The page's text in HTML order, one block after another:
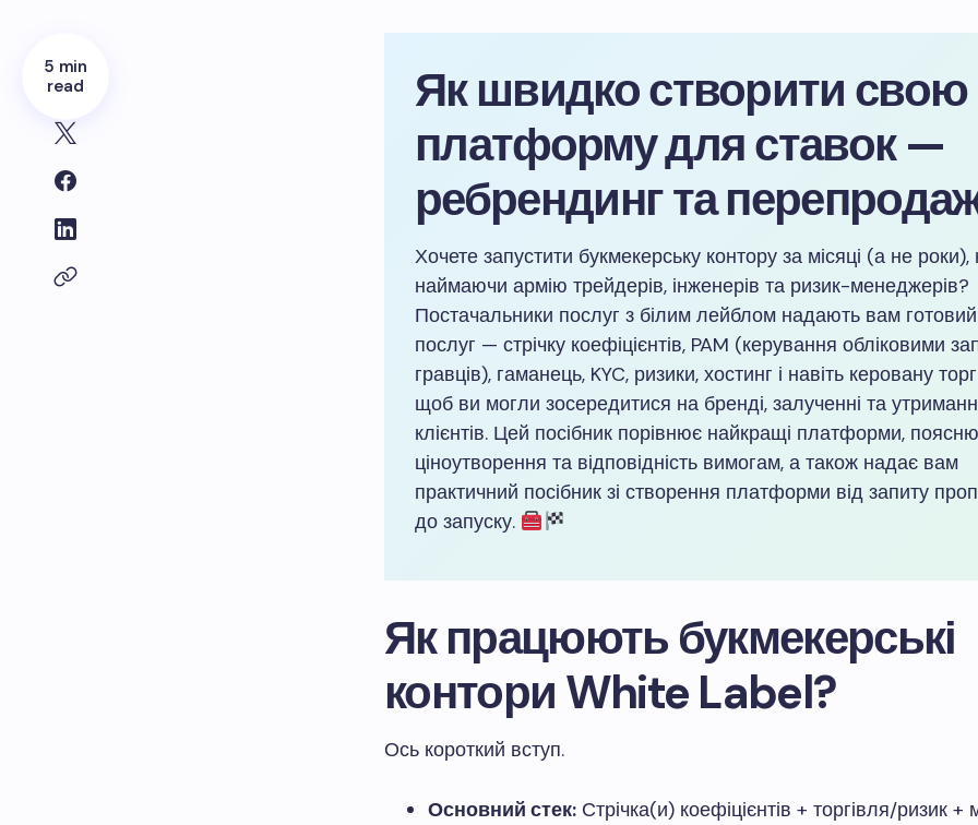
5 min
read
Як швидко створити свою
платформу для ставок —
ребрендинг та
Хочете запустити букмекерську контору за місяці (а не роки),
наймаючи армію трейдерів, інженерів та ризик-менеджерів?
Постачальники послуг з білим лейблом надають вам
послуг — стрічку коефіцієнтів, PAM (керування обліковими
гравців), гаманець, KYC, ризики, хостинг і навіть керовану
щоб ви могли зосередитися на бренді, залученні та
клієнтів. Цей посібник порівнює найкращі платформи,
ціноутворення та відповідність вимогам, а також надає вам
практичний посібник зі створення платформи від запиту
до запуску.
Як працюють букмекерські
контори White Label?
Ось короткий вступ.
Основний стек: Стрічка(и) коефіцієнтів + ​​торгівля/ризик +